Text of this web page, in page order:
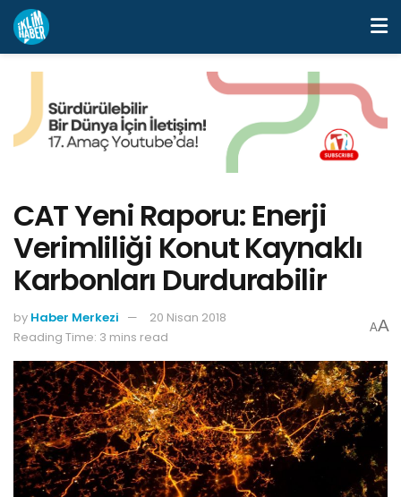
CAT Yeni Raporu: Enerji
Verimliliği Konut Kaynaklı
Karbonları Durdurabilir
by Haber Merkezi
20 Nisan 2018
Reading Time: 3 mins read
AA